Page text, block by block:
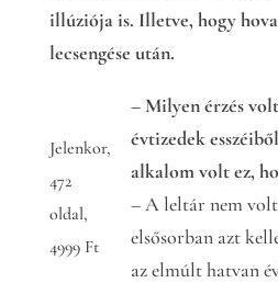
illúziója is. Illetve, hogy
lecsengése után.
Jelenkor,
472
oldal,
4999 Ft
– Milyen érzés
évtizedek
alkalom volt ez,
– A leltár nem
elsősorban azt
az elmúlt hatvan